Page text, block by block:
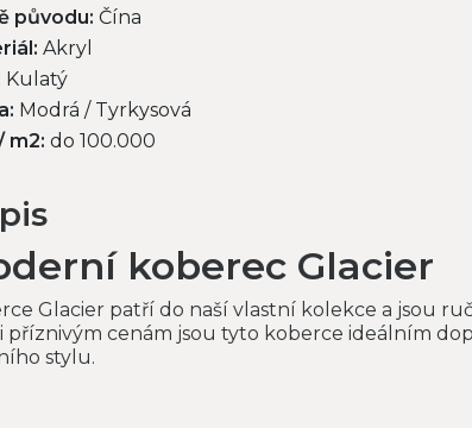
původu: Čína
Akryl
Kulatý
Modrá / Tyrkysová
m2: do 100.000
koberec Glacier
Glacier patří do naší vlastní kolekce a jsou
příznivým cenám jsou tyto koberce ideálním
stylu.